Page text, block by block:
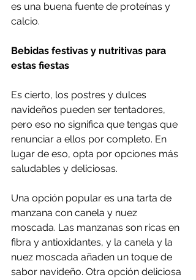
es una buena fuente de proteínas y
calcio.
Bebidas festivas y nutritivas para
estas fiestas
Es cierto, los postres y dulces
navideños pueden ser tentadores,
pero eso no significa que tengas que
renunciar a ellos por completo. En
lugar de eso, opta por opciones más
saludables y deliciosas.
Una opción popular es una tarta de
manzana con canela y nuez
moscada. Las manzanas son ricas en
fibra y antioxidantes, y la canela y la
nuez moscada añaden un toque de
sabor navideño. Otra opción deliciosa